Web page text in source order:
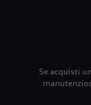
Se acquisti